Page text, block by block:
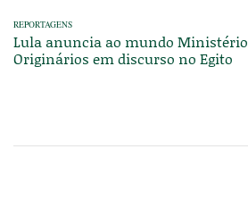
REPORTAGENS
Lula anuncia ao mundo Ministério
Originários em discurso no Egito